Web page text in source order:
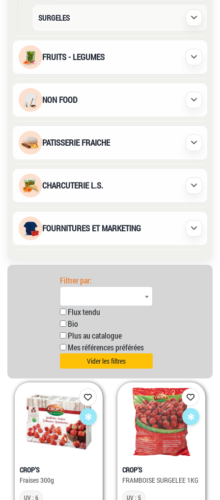
SURGELES Déplier
FRUITS - LEGUMES Déplier
NON FOOD Déplier
PATISSERIE FRAICHE Déplier
CHARCUTERIE L.S. Déplier
FOURNITURES ET MARKETING Déplier
Filtrer par:
Flux tendu
Bio
Plus au catalogue
Mes références préférées
Vider les filtres
CROP'S
Fraises 300g
UV : 6
CROP'S
FRAMBOISE SURGELEE 1KG
UV : 5